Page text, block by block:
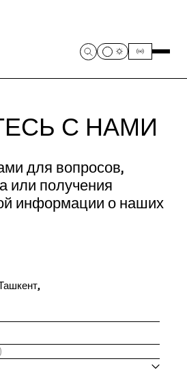
С НАМИ
для вопросов,
или получения
информации о наших